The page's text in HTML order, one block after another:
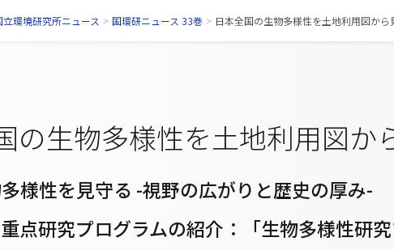
立環境研究所ニュース > 国環研ニュース 33巻 > 日本全国の生物多様性を土地利用図から
の生物多様性を土地利用図か
様性を見守る -視野の広がりと歴史の厚み-
重点研究プログラムの紹介：「生物多様性研